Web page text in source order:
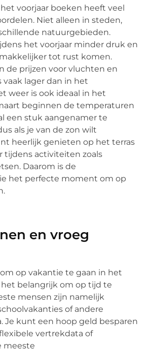
voorjaar boeken heeft veel
Niet alleen in steden,
natuurgebieden.
het voorjaar minder druk en
tot rust komen.
de prijzen voor vluchten en
lager dan in het
weer is ook ideaal in het
beginnen de temperaturen
een stuk aangenamer te
als je van de zon wilt
heerlijk genieten op het terras
tijdens activiteiten zoals
Daarom is de
het perfecte moment om op
en vroeg
op vakantie te gaan in het
het belangrijk om op tijd te
mensen zijn namelijk
of andere
Je kunt een hoop geld besparen
vertrekdata of
meeste